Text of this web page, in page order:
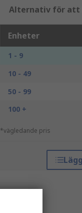
Alternativ för att
Enheter
1 - 9
10 - 49
50 - 99
100 +
*vägledande pris